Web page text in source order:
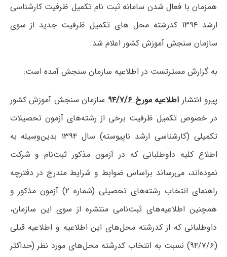
همزمان با فعال شدن سامانه ثبت نام تکمیل ظرفیت کارشناسی
ارشد ۱۳۹۴ کدرشته محل های تکمیل ظرفیت جدید از سوی
سازمان سنجش آموزش کشور اعلام شد.
به گزارش مسترتست در اطلاعیه سازمان سنجش آمده است:
پیرو انتشاراطلاعیه مورخ ۹۴/۷/۶
سازمان سنجش آموزش کشور
در خصوص تکمیل ظرفیت برخی از رشته‌های آزمون تحصیلات
تکمیلی (کارشناسی ارشد ناپیوسته) سال ۱۳۹۴ بدین‌وسیله‌ به
‌اطلاع‌ کلیه داوطلبانی که در آزمون مذکور ثبت‌نام و شرکت
نموده‌‌اند، می‌رساند براساس ضوابط و شرایط مندرج در دفترچه
راهنمای انتخاب رشته‌های تحصیلی (شماره ۲) آزمون مذکور و
همچنین اطلاعیه‌های ثبت‌نامی منتشره از سوی این سازمان،
داوطلبانی که از کدرشته محل‌های این اطلاعیه و اطلاعیه قبلی
(۹۴/۷/۶) نسبت به انتخاب کدرشته محل‌های مورد نظر (حداکثر